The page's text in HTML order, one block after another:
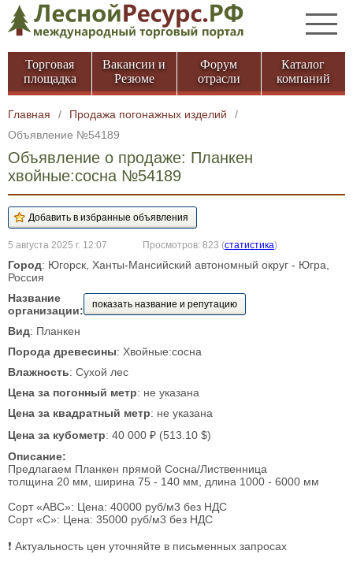
Торговая
площадка
Вакансии и
Резюме
Форум
отрасли
Каталог
компаний
Главная / Продажа погонажных изделий
/
Объявление №54189
Объявление о продаже: Планкен
хвойные:сосна №54189
5 августа 2025 г. 12:07 Просмотров: 823 (статистика)
Город: Югорск, Ханты-Мансийский автономный округ - Югра,
Россия
Название
организации:
показать название и репутацию
Вид: Планкен
Порода древесины: Хвойные:сосна
Влажность: Сухой лес
Цена за погонный метр: не указана
Цена за квадратный метр: не указана
Цена за кубометр: 40 000 ₽ (513.10 $)
Описание:
Предлагаем Планкен прямой Сосна/Лиственница
толщина 20 мм, ширина 75 - 140 мм, длина 1000 - 6000 мм
Сорт «АВС»: Цена: 40000 руб/м3 без НДС
Сорт «С»: Цена: 35000 руб/м3 без НДС
❗ Актуальность цен уточняйте в письменных запросах